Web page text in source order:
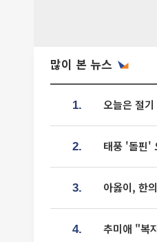
많이 본 뉴스
1. 오늘은 절
2. 태풍 '돌핀'
3. 아옳이, 한
4. 추미애 "복